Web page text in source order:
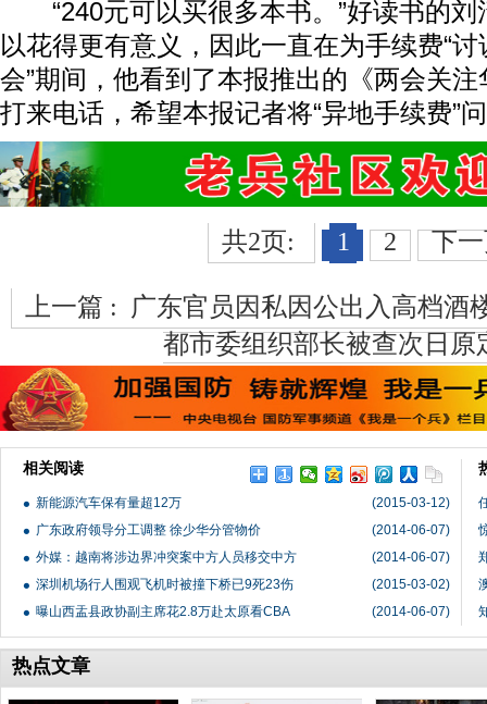
“240元可以买很多本书。”好读书的刘
以花得更有意义，因此一直在为手续费“讨
会”期间，他看到了本报推出的《两会关
打来电话，希望本报记者将“异地手续费”
共2页: 1 2 下
上一篇 :
广东官员因私因公出入高档酒
都市委组织部长被查次日原
相关阅读
(2015-03-12)
新能源汽车保有量超12万
(2014-06-07)
广东政府领导分工调整 徐少华分管物价
(2014-06-07)
外媒：越南将涉边界冲突案中方人员移交中方
(2015-03-02)
深圳机场行人围观飞机时被撞下桥已9死23伤
(2014-06-07)
曝山西盂县政协副主席花2.8万赴太原看CBA
热点文章